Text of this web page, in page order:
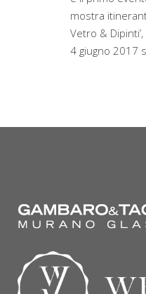
mostra
Vetro &
4 giugno 2017